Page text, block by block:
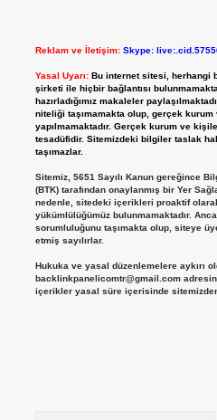
Reklam ve İletişim: Skype:
Yasal Uyarı: Bu internet sitesi, herhangi
şirketi ile hiçbir bağlantısı
hazırladığımız makaleler
niteliği taşımamakta olup, gerçek kurum
yapılmamaktadır. Gerçek kurum ve
tesadüfidir. Sitemizdeki bilgiler taslak
taşımazlar.
Sitemiz, 5651 Sayılı Kanun gereğince
(BTK) tarafından onaylanmış bir Yer
nedenle, sitedeki içerikleri proaktif
yükümlülüğümüz bulunmamaktadır.
sorumluluğunu taşımakta olup, siteye
etmiş sayılırlar.
Hukuka ve yasal düzenlemelere aykırı
backlinkpanelicomtr@gmail.com
içerikler yasal süre içerisinde sitemizden